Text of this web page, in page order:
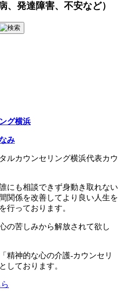
、発達障害、不安など）
グ横浜
み
ルカウンセリング横浜代表カウ
にも相談できず身動き取れない
関係を改善してより良い人生を
行っております。
の苦しみから解放されて欲し
精神的な心の介護-カウンセリ
しております。